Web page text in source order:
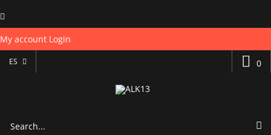
My account Login
0
ES